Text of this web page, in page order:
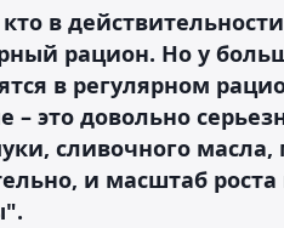
в
рацион. Но у
в регулярном
– это довольно
сливочного масла,
и масштаб